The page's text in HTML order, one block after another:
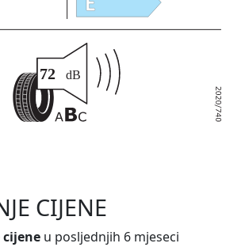
CIJENE
u posljednjih 6 mjeseci